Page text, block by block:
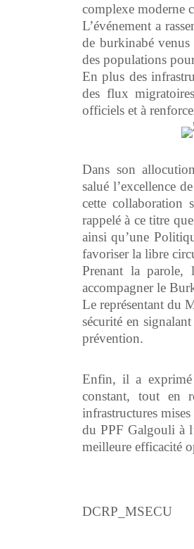
complexe moderne
L’événement a
de burkinabé
des populations
En plus des
des flux
officiels et à
Dans son
salué l’excellence
cette collaboration
rappelé à ce titre
ainsi qu’une
favoriser la libre
Prenant la parole,
accompagner le
Le représentant du
sécurité en
prévention.
Enfin, il a exprimé
constant, tout en
infrastructures
du PPF Galgouli à
meilleure efficacité
DCRP_MSECU